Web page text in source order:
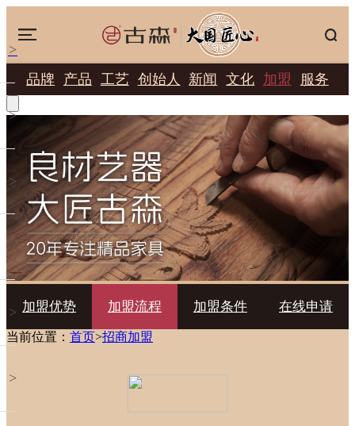
品牌 产品 工艺 创始人 新闻 文化 加盟 服务
加盟优势 加盟流程 加盟条件 在线申请
当前位置： 首页>招商加盟
>
>
>
>
>
>